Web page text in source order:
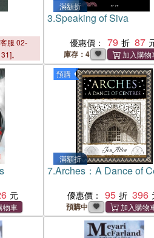
服 02-
。
滿額折
3.Speaking of Siva
優惠價： 79 87
庫存：4
預購
滿額折
7.Arches：A Dance of
優惠價： 95 396
預購中